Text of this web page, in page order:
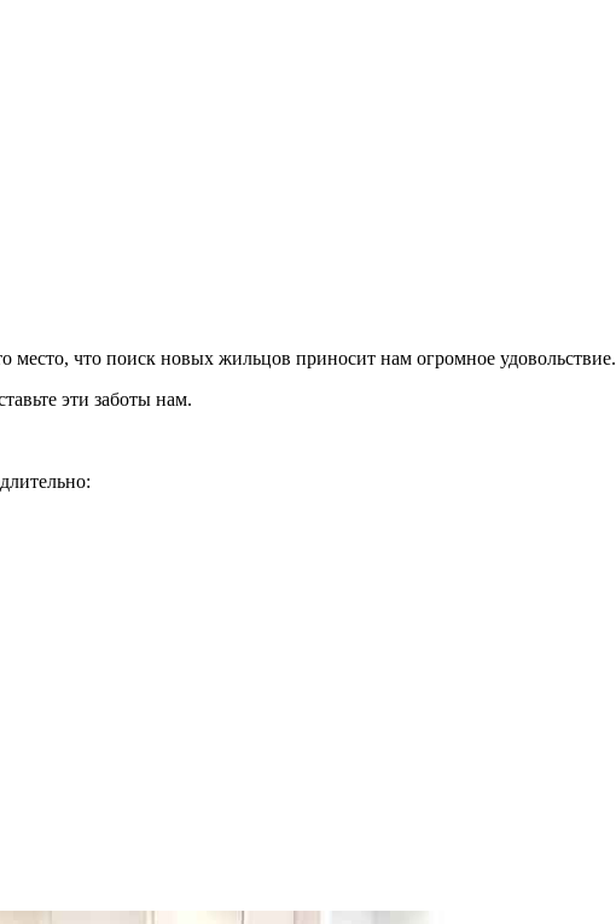
что поиск новых жильцов приносит нам огромное удовольствие.
эти заботы нам.